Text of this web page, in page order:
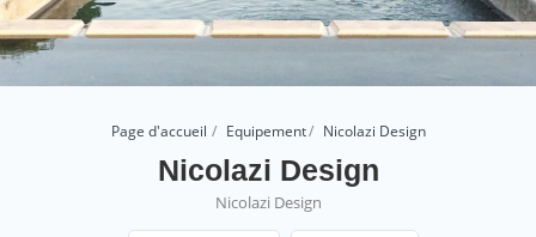
Page d'accueil Equipement Nicolazi Design
Nicolazi Design
Nicolazi Design